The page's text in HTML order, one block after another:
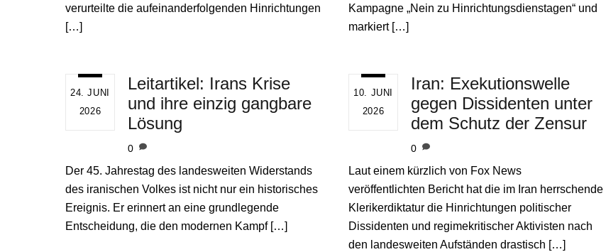
verurteilte die aufeinanderfolgenden Hinrichtungen
[…]
Kampagne „Nein zu Hinrichtungsdienstagen“ und
markiert […]
24. JUNI
2026
Leitartikel: Irans Krise
und ihre einzig gangbare
Lösung
0
Der 45. Jahrestag des landesweiten Widerstands
des iranischen Volkes ist nicht nur ein historisches
Ereignis. Er erinnert an eine grundlegende
Entscheidung, die den modernen Kampf […]
10. JUNI
2026
Iran: Exekutionswelle
gegen Dissidenten unter
dem Schutz der Zensur
0
Laut einem kürzlich von Fox News
veröffentlichten Bericht hat die im Iran herrschende
Klerikerdiktatur die Hinrichtungen politischer
Dissidenten und regimekritischer Aktivisten nach
den landesweiten Aufständen drastisch […]